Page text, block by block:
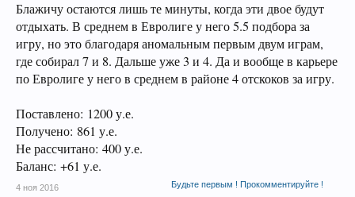
Блажичу остаются лишь те минуты, когда эти двое будут
отдыхать. В среднем в Евролиге у него 5.5 подбора за
игру, но это благодаря аномальным первым двум играм,
где собирал 7 и 8. Дальше уже 3 и 4. Да и вообще в карьере
по Евролиге у него в среднем в районе 4 отскоков за игру.
Поставлено: 1200 у.е.
Получено: 861 у.е.
Не рассчитано: 400 у.е.
Баланс: +61 у.е.
Будьте первым ! Прокомментируйте !
4 ноя 2016